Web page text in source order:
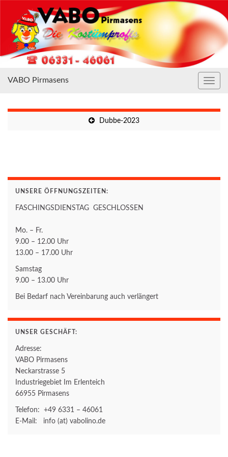
VABO Pirmasens
Dubbe-2023
UNSERE ÖFFNUNGSZEITEN:
FASCHINGSDIENSTAG GESCHLOSSEN
Mo. – Fr.
9.00 – 12.00 Uhr
13.00 – 17.00 Uhr
Samstag
9.00 – 13.00 Uhr
Bei Bedarf nach Vereinbarung auch verlängert
UNSER GESCHÄFT:
Adresse:
VABO Pirmasens
Neckarstrasse 5
Industriegebiet Im Erlenteich
66955 Pirmasens
Telefon: +49 6331 – 46061
E-Mail: info (at) vabolino.de